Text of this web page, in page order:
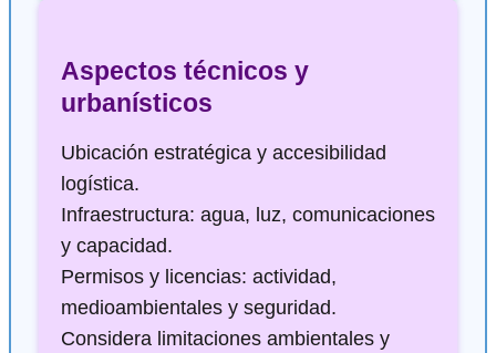
Aspectos técnicos y
urbanísticos
Ubicación estratégica y accesibilidad
logística.
Infraestructura: agua, luz, comunicaciones
y capacidad.
Permisos y licencias: actividad,
medioambientales y seguridad.
Considera limitaciones ambientales y